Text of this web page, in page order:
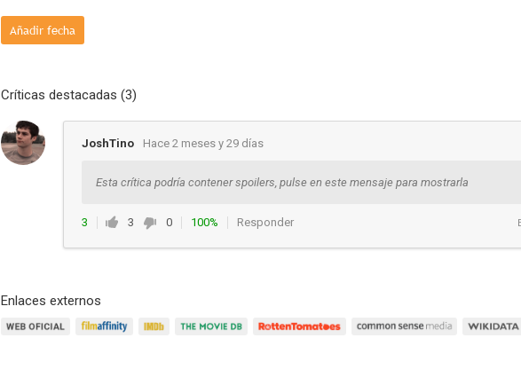
Añadir fecha
Críticas destacadas (3)
JoshTino Hace 2 meses y 29 días
Esta crítica podría contener spoilers, pulse en este mensaje para mostrarla
3 3 0 100% Responder
Enlaces externos